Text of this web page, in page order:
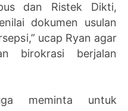
dan Ristek Dikti,
dokumen usulan
ucap Ryan agar
birokrasi berjalan
meminta untuk